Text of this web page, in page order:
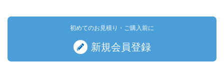
初めてのお見積り・ご購入前に
新規会員登録